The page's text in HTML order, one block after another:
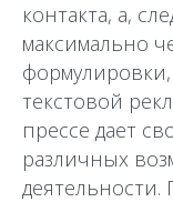
контакта, а,
максимально
формулировки,
текстовой
прессе дает
различных